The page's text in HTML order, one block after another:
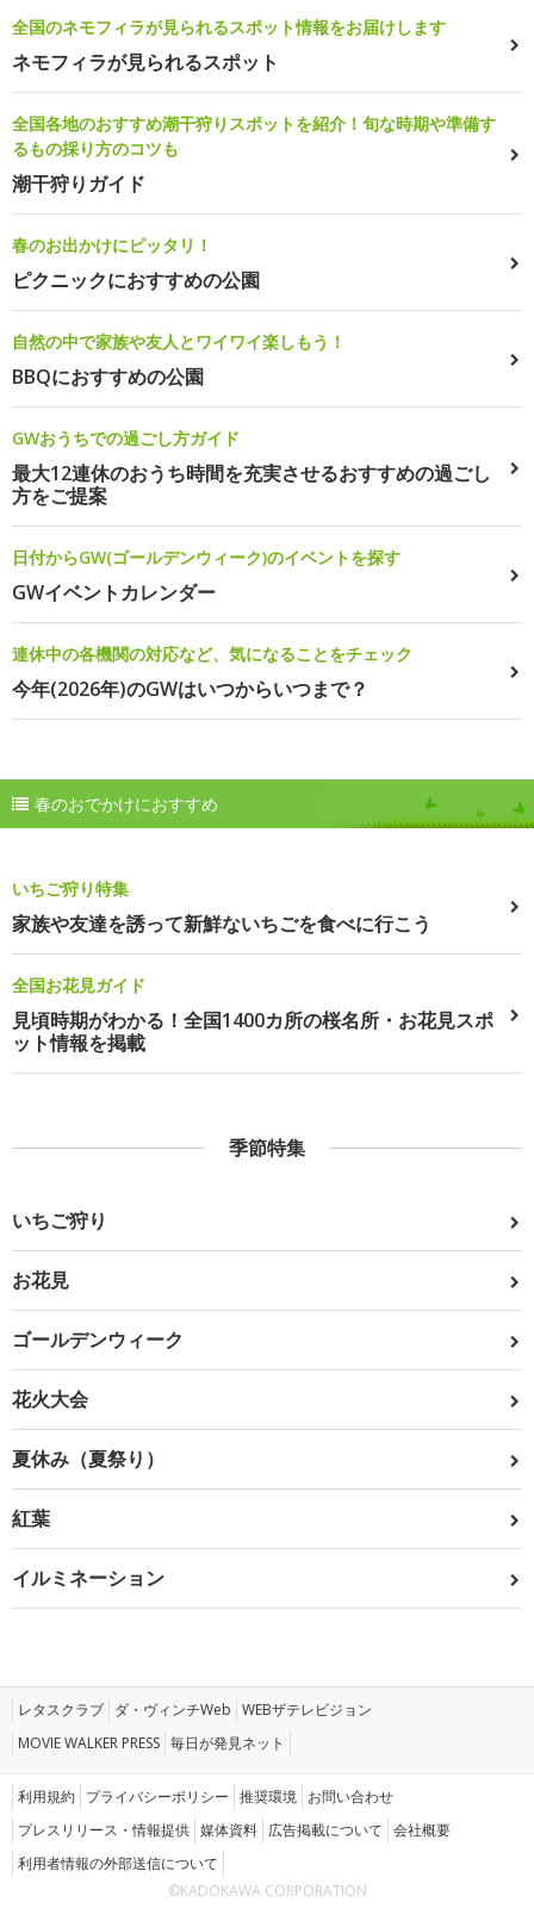
全国のネモフィラが見られるスポット情報をお届けします
ネモフィラが見られるスポット
全国各地のおすすめ潮干狩りスポットを紹介！旬な時期や準備す
るもの採り方のコツも
潮干狩りガイド
春のお出かけにピッタリ！
ピクニックにおすすめの公園
自然の中で家族や友人とワイワイ楽しもう！
BBQにおすすめの公園
GWおうちでの過ごし方ガイド
最大12連休のおうち時間を充実させるおすすめの過ごし
方をご提案
日付からGW(ゴールデンウィーク)のイベントを探す
GWイベントカレンダー
連休中の各機関の対応など、気になることをチェック
今年(2026年)のGWはいつからいつまで？
春のおでかけにおすすめ
いちご狩り特集
家族や友達を誘って新鮮ないちごを食べに行こう
全国お花見ガイド
見頃時期がわかる！全国1400カ所の桜名所・お花見スポ
ット情報を掲載
季節特集
いちご狩り
お花見
ゴールデンウィーク
花火大会
夏休み（夏祭り）
紅葉
イルミネーション
レタスクラブ ダ・ヴィンチWeb WEBザテレビジョン
MOVIE WALKER PRESS 毎日が発見ネット
利用規約 プライバシーポリシー 推奨環境 お問い合わせ
プレスリリース・情報提供 媒体資料 広告掲載について 会社概要
利用者情報の外部送信について
©KADOKAWA CORPORATION